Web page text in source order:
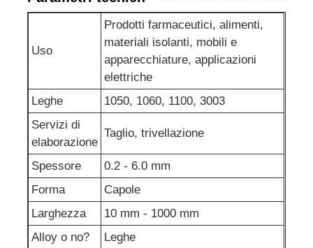
Uso
Prodotti farmaceutici, alimenti,
materiali isolanti, mobili e
apparecchiature, applicazioni
elettriche
Leghe
1050, 1060, 1100, 3003
Servizi di
elaborazione
Taglio, trivellazione
Spessore
0.2 - 6.0 mm
Forma
Capole
Larghezza
10 mm - 1000 mm
Alloy o no?
Leghe